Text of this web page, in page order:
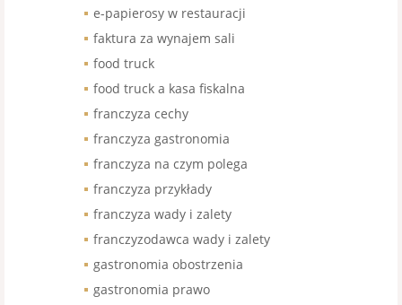
e-papierosy w restauracji
faktura za wynajem sali
food truck
food truck a kasa fiskalna
franczyza cechy
franczyza gastronomia
franczyza na czym polega
franczyza przykłady
franczyza wady i zalety
franczyzodawca wady i zalety
gastronomia obostrzenia
gastronomia prawo